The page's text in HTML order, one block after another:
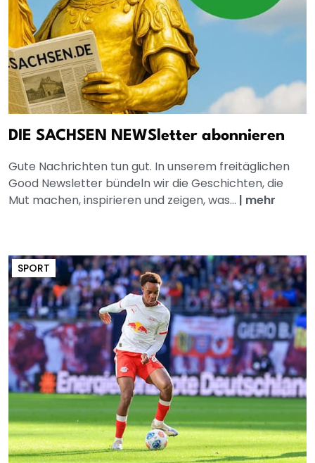
DIE SACHSEN NEWSletter abonnieren
Gute Nachrichten tun gut. In unserem freitäglichen
Good Newsletter bündeln wir die Geschichten, die
Mut machen, inspirieren und zeigen, was... | mehr
SPORT